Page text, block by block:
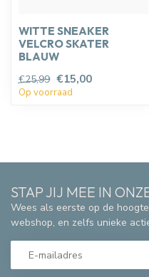
WITTE SNEAKER
VELCRO SKATER
BLAUW
€25,99 €15,00
Op voorraad
STAP JIJ MEE IN
Wees als eerste op de
webshop, en zelfs unieke